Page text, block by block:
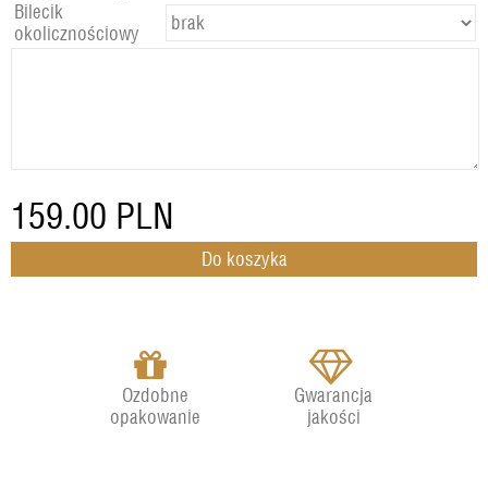
Bilecik
okolicznościowy
159.00 PLN
Ozdobne
opakowanie
Gwarancja
jakości